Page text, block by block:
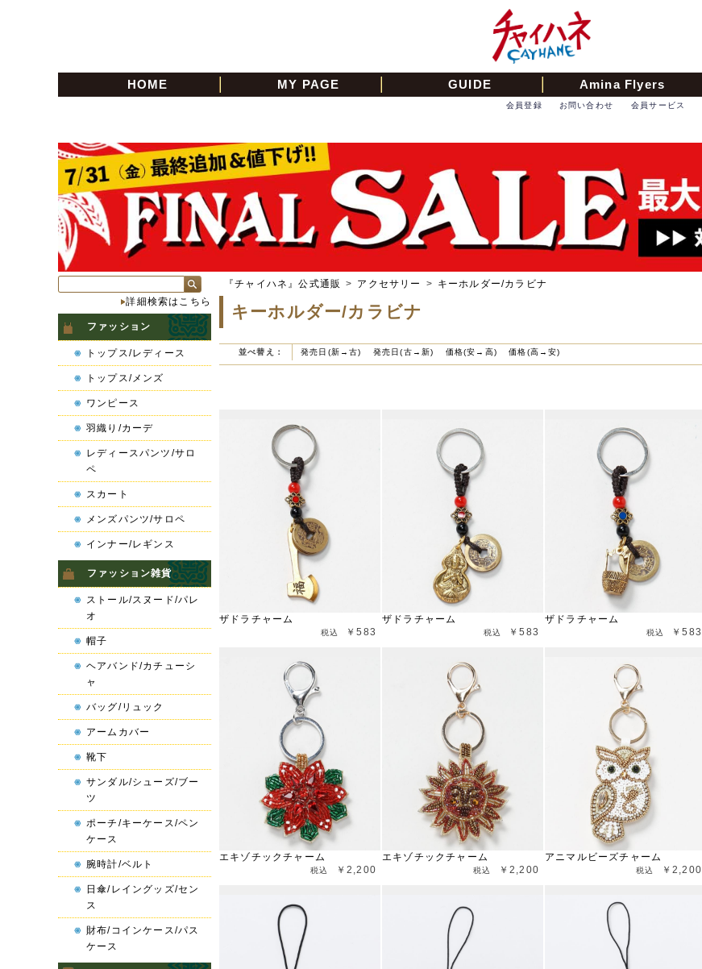
HOME MY PAGE GUIDE Amina Flyers
会員サービス
お問い合わせ
会員登録
『チャイハネ』公式通販 > アクセサリー > キーホルダー/カラビナ
キーホルダー/カラビナ
並べ替え： 発売日(新→古) 発売日(古→新) 価格(安→高) 価格(高→安)
ザドラチャーム
￥583
ザドラチャーム
￥583
ザドラチャーム
￥583
エキゾチックチャーム
￥2,200
エキゾチックチャーム
￥2,200
アニマルビーズチャーム
￥2,200
詳細検索はこちら
ファッション
トップス/レディース
トップス/メンズ
ワンピース
羽織り/カーデ
レディースパンツ/サロ
ペ
スカート
メンズパンツ/サロペ
インナー/レギンス
ファッション雑貨
ストール/スヌード/パレ
オ
帽子
ヘアバンド/カチューシ
ャ
バッグ/リュック
アームカバー
靴下
サンダル/シューズ/ブー
ツ
ポーチ/キーケース/ペン
ケース
腕時計/ベルト
日傘/レイングッズ/セン
ス
財布/コインケース/パス
ケース